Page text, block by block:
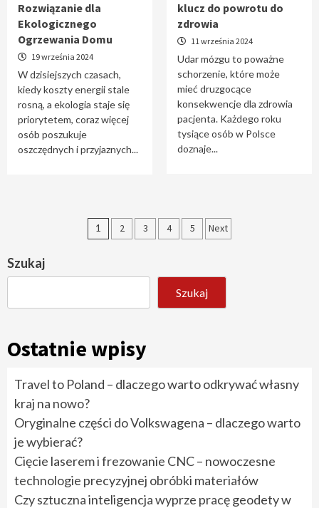
Rozwiązanie dla
Ekologicznego
Ogrzewania Domu
19 września 2024
W dzisiejszych czasach,
kiedy koszty energii stale
rosną, a ekologia staje się
priorytetem, coraz więcej
osób poszukuje
oszczędnych i przyjaznych...
klucz do powrotu do
zdrowia
11 września 2024
Udar mózgu to poważne
schorzenie, które może
mieć druzgocące
konsekwencje dla zdrowia
pacjenta. Każdego roku
tysiące osób w Polsce
doznaje...
Stronicowanie
1 2 3 4 5 Next
Szukaj
Szukaj
Ostatnie wpisy
Travel to Poland – dlaczego warto odkrywać własny
kraj na nowo?
Oryginalne części do Volkswagena – dlaczego warto
je wybierać?
Cięcie laserem i frezowanie CNC – nowoczesne
technologie precyzyjnej obróbki materiałów
Czy sztuczna inteligencja wyprze pracę geodety w